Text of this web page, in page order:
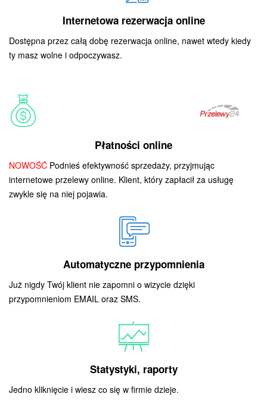
Internetowa rezerwacja online
Dostępna przez całą dobę rezerwacja online, nawet wtedy kiedy
ty masz wolne i odpoczywasz.
Płatności online
NOWOŚĆ Podnieś efektywność sprzedaży, przyjmując
internetowe przelewy online. Klient, który zapłacił za usługę
zwykle się na niej pojawia.
Automatyczne przypomnienia
Już nigdy Twój klient nie zapomni o wizycie dzięki
przypomnieniom EMAIL oraz SMS.
Statystyki, raporty
Jedno kliknięcie i wiesz co się w firmie dzieje.